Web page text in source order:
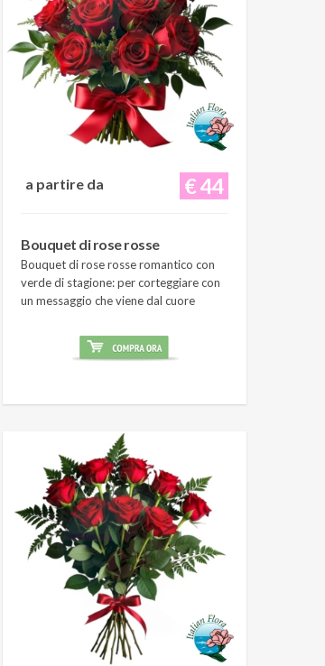
€ 44
a partire da
Bouquet di rose rosse
Bouquet di rose rosse romantico con
verde di stagione: per corteggiare con
un messaggio che viene dal cuore